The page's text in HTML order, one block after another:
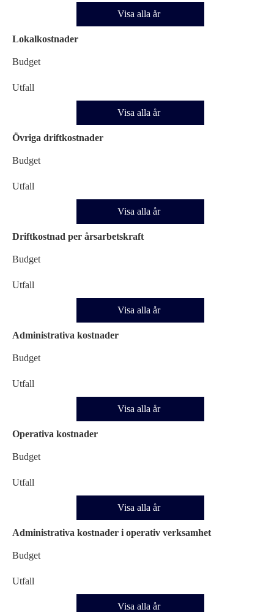
Visa alla år
Lokalkostnader
Budget
Utfall
Visa alla år
Övriga driftkostnader
Budget
Utfall
Visa alla år
Driftkostnad per årsarbetskraft
Budget
Utfall
Visa alla år
Administrativa kostnader
Budget
Utfall
Visa alla år
Operativa kostnader
Budget
Utfall
Visa alla år
Administrativa kostnader i operativ verksamhet
Budget
Utfall
Visa alla år